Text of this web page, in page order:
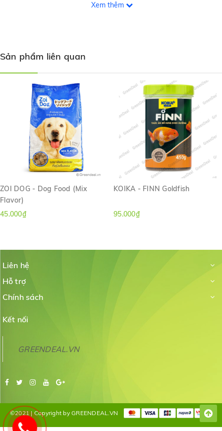
cá ăn hết trong vòng vài phútXem thêm
Sản phẩm liên quan
ZOI DOG - Dog Food (Mix
Flavor)
45.000₫
KOIKA - FINN Goldfish
95.000₫
Liên hệ
Hỗ trợ
Chính sách
Kết nối
GREENDEAL.VN
©2021 | Copyright by GREENDEAL.VN